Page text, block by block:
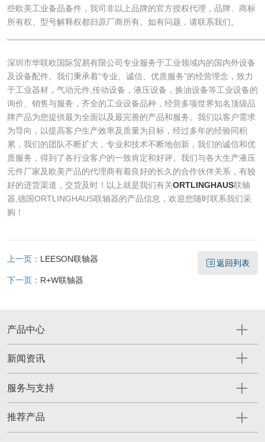
些欧美工业备品备件，我司非以上品牌的官方授权代理，品牌、商标
所有权、型号解释权都归原厂商所有。如有问题，请联系我们。
深圳市华联欧国际贸易有限公司专业服务于工业领域内的国内外设备
及设备配件。我们秉承着“专业、诚信、优质服务”的经营理念，致力
于工业器材，气动元件,传动设备，液压设备，换油设备等工业设备的
询价、销售与服务，齐全的工业设备品种，经营多项世界知名顶级品
牌产品为您提供最为全面以及最完善的产品和服务。我们以客户需求
为导向，以提高客户生产效率及质量为目标，经过多年的经验同积
累，我们的团队不断扩大，专业和技术不断地创新，我们的诚信和优
质服务，得到了各行业客户的一致肯定和好评。我们与各大生产液压
元件厂家及欧美产品的代理商有着良好的长久的合作伙伴关系，有较
好的进货渠道，交货及时！以上就是我们有关ORTLINGHAUS联轴
器,德国ORTLINGHAUS联轴器的产品信息，欢迎您随时联系我们采
购！
上一页： LEESON联轴器
下一页： R+W联轴器
返回列表
产品中心
新闻资讯
服务与支持
推荐产品